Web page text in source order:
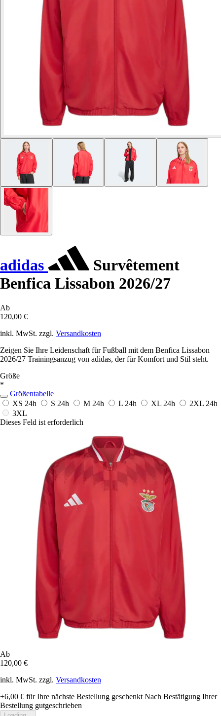
adidas
Survêtement
Benfica Lissabon 2026/27
Ab
120,00 €
inkl. MwSt. zzgl. Versandkosten
Zeigen Sie Ihre Leidenschaft für Fußball mit dem Benfica Lissabon
2026/27 Trainingsanzug von adidas, der für Komfort und Stil steht.
Größe
*
Größentabelle
XS 24h S 24h M 24h L 24h XL 24h 2XL 24h
3XL
Dieses Feld ist erforderlich
Ab
120,00 €
inkl. MwSt. zzgl. Versandkosten
+6,00 € für Ihre nächste Bestellung geschenkt Nach Bestätigung Ihrer
Bestellung gutgeschrieben